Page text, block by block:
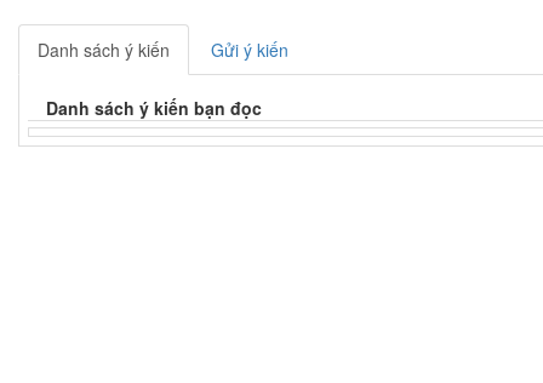
Danh sách ý kiến Gửi ý kiến
Danh sách ý kiến bạn đọc